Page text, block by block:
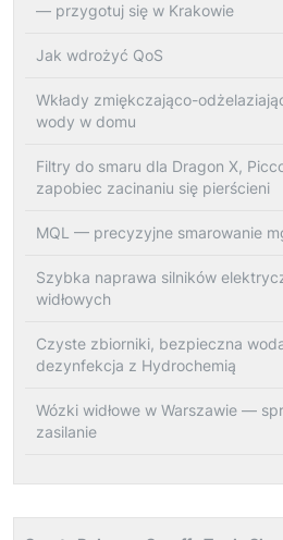
— przygotuj się w Krakowie
Jak wdrożyć QoS
Wkłady zmiękczająco-
wody w domu
Filtry do smaru dla Dragon X,
zapobiec zacinaniu się pierścieni
MQL — precyzyjne smarowanie
Szybka naprawa silników
widłowych
Czyste zbiorniki, bezpieczna
dezynfekcja z Hydrochemią
Wózki widłowe w Warszawie —
zasilanie